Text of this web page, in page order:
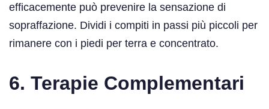
efficacemente può prevenire la sensazione di
sopraffazione. Dividi i compiti in passi più piccoli per
rimanere con i piedi per terra e concentrato.
6. Terapie Complementari